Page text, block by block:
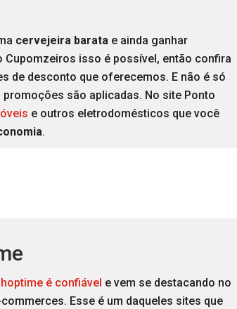
cervejeira barata e ainda ganhar
Cupomzeiros isso é possível, então confira
de desconto que oferecemos. E não é só
promoções são aplicadas. No site Ponto
e outros eletrodomésticos que você
.
é confiável e vem se destacando no
Esse é um daqueles sites que